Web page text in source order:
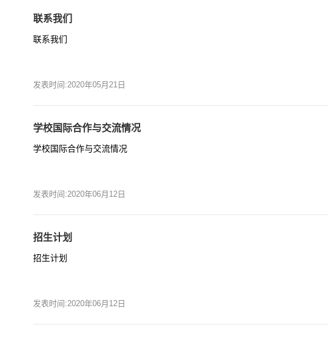
联系我们
联系我们
发表时间:2020年05月21日
学校国际合作与交流情况
学校国际合作与交流情况
发表时间:2020年06月12日
招生计划
招生计划
发表时间:2020年06月12日